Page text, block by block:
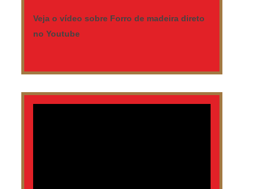
Veja o vídeo sobre Forro de madeira direto
no Youtube